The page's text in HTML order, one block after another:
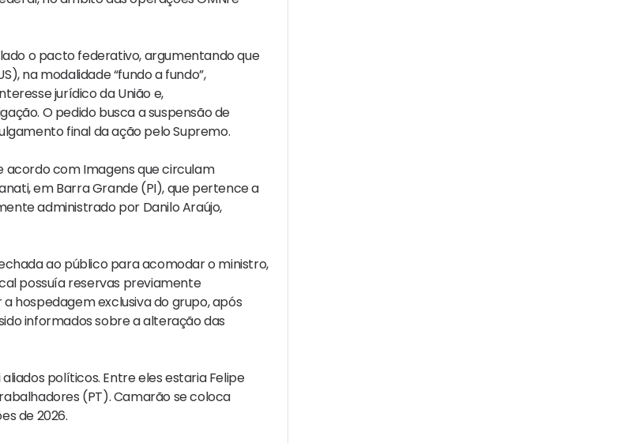
o pacto federativo, argumentando que
na modalidade “fundo a fundo”,
jurídico da União e,
O pedido busca a suspensão de
final da ação pelo Supremo.
acordo com Imagens que circulam
em Barra Grande (PI), que pertence a
administrado por Danilo Araújo,
ao público para acomodar o ministro,
possuía reservas previamente
hospedagem exclusiva do grupo, após
informados sobre a alteração das
políticos. Entre eles estaria Felipe
(PT). Camarão se coloca
de 2026.